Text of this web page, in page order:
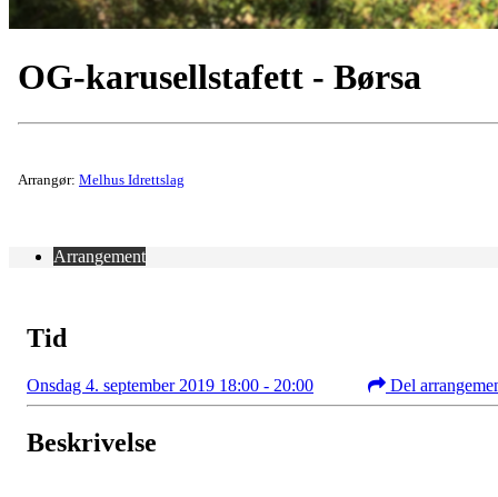
OG-karusellstafett - Børsa
Arrangør: Melhus Idrettslag
Arrangement
Tid
Onsdag 4. september 2019 18:00 - 20:00 Del
Beskrivelse